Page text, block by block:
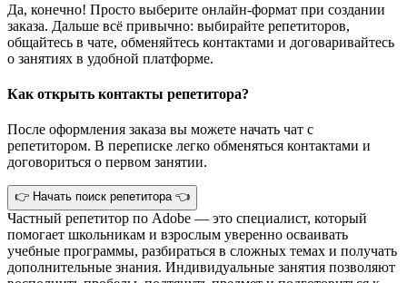
Да, конечно! Просто выберите онлайн-формат при создании
заказа. Дальше всё привычно: выбирайте репетиторов,
общайтесь в чате, обменяйтесь контактами и договаривайтесь
о занятиях в удобной платформе.
Как открыть контакты репетитора?
После оформления заказа вы можете начать чат с
репетитором. В переписке легко обменяться контактами и
договориться о первом занятии.
👉 Начать поиск репетитора 👈
Частный репетитор по Adobe — это специалист, который
помогает школьникам и взрослым уверенно осваивать
учебные программы, разбираться в сложных темах и получать
дополнительные знания. Индивидуальные занятия позволяют